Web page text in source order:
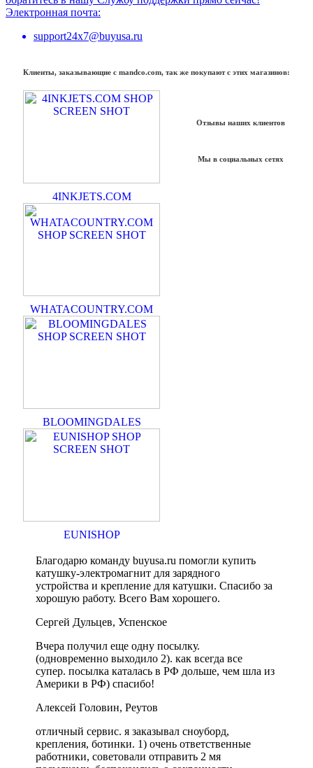
Электронная почта:
support24x7@buyusa.ru
Клиенты, заказывающие с mandco.com, так же покупают с этих магазинов:
4INKJETS.COM
WHATACOUNTRY.COM
BLOOMINGDALES
EUNISHOP
Отзывы наших клиентов
Мы в социальных сетях
Благодарю команду buyusa.ru помогли купить
катушку-электромагнит для зарядного
устройства и крепление для катушки. Спасибо за
хорошую работу. Всего Вам хорошего.
Сергей Дульцев, Успенское
Вчера получил еще одну посылку.
(одновременно выходило 2). как всегда все
супер. посылка каталась в РФ дольше, чем шла из
Америки в РФ) спасибо!
Алексей Головин, Реутов
отличный сервис. я заказывал сноуборд,
крепления, ботинки. 1) очень ответственные
работники, советовали отправить 2 мя